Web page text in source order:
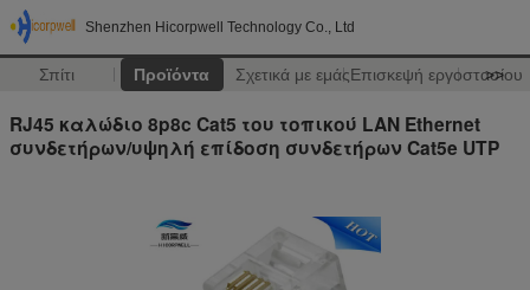
Shenzhen Hicorpwell Technology Co., Ltd
Σπίτι Προϊόντα Σχετικά με εμάςΕπισκεψή εργοστασίου
>>
RJ45 καλώδιο 8p8c Cat5 του τοπικού LAN Ethernet
συνδετήρων/υψηλή επίδοση συνδετήρων Cat5e UTP